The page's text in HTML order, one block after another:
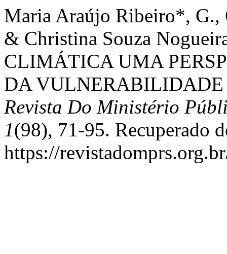
Maria Araújo Ribeiro*, G.,
& Christina Souza
CLIMÁTICA UMA
DA
Revista Do Ministério
1(98), 71-95. Recuperado
https://